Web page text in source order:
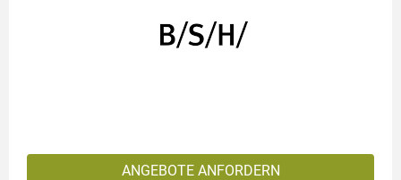
ANGEBOTE ANFORDERN